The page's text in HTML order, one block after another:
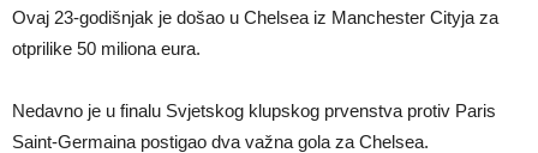
Ovaj 23-godišnjak je došao u Chelsea iz Manchester Cityja za
otprilike 50 miliona eura.
Nedavno je u finalu Svjetskog klupskog prvenstva protiv Paris
Saint-Germaina postigao dva važna gola za Chelsea.